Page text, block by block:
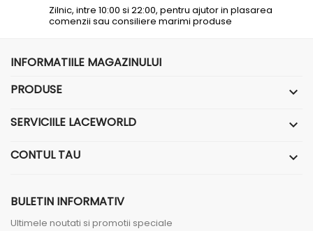
Zilnic, intre 10:00 si 22:00, pentru ajutor in plasarea
comenzii sau consiliere marimi produse
INFORMATIILE MAGAZINULUI
PRODUSE

SERVICIILE LACEWORLD 
CONTUL TAU 
BULETIN INFORMATIV
Ultimele noutati si promotii speciale